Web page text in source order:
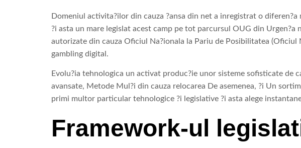
Domeniul activita?ilor din cauza ?ansa din net a inregistrat o
?i asta un mare legislat acest camp pe tot parcursul OUG din
autorizate din cauza Oficiul Na?ionala la Pariu de Posibilitatea
gambling digital.
Evolu?ia tehnologica un activat produc?ie unor sisteme sofisticate de
avansate, Metode Mul?i din cauza relocarea De asemenea, ?i Un
primi multor particular tehnologice ?i legislative ?i asta alege
Framework-ul